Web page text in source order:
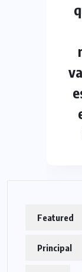
Featured
Principal